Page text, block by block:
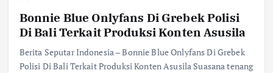
Bonnie Blue Onlyfans Di Grebek Polisi
Di Bali Terkait Produksi Konten Asusila
Berita Seputar Indonesia – Bonnie Blue Onlyfans Di Grebek
Polisi Di Bali Terkait Produksi Konten Asusila Suasana tenang